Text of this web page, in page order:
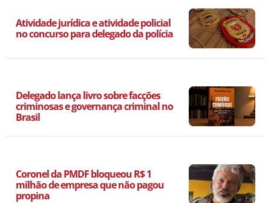
Atividade jurídica e atividade policial
no concurso para delegado da polícia
Delegado lança livro sobre facções
criminosas e governança criminal no
Brasil
Coronel da PMDF bloqueou R$ 1
milhão de empresa que não pagou
propina